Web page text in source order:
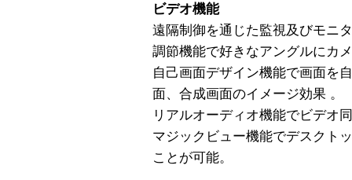
ビデオ機能
遠隔制御を通じた監視及びモニ
調節機能で好きなアングルにカ
自己画面デザイン機能で画面を
面、合成画面のイメージ効果 。
リアルオーディオ機能でビデオ
マジックビュー機能でデスクト
ことが可能。